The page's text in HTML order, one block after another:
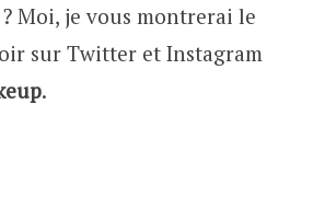
Moi, je vous montrerai le
sur Twitter et Instagram
.